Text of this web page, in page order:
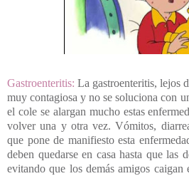
Gastroenteritis: La gastroenteritis, lejos
muy contagiosa y no se soluciona con
el cole se alargan mucho estas
volver una y otra vez. Vómitos,
que pone de manifiesto esta
deben quedarse en casa hasta que las
evitando que los demás amigos caigan